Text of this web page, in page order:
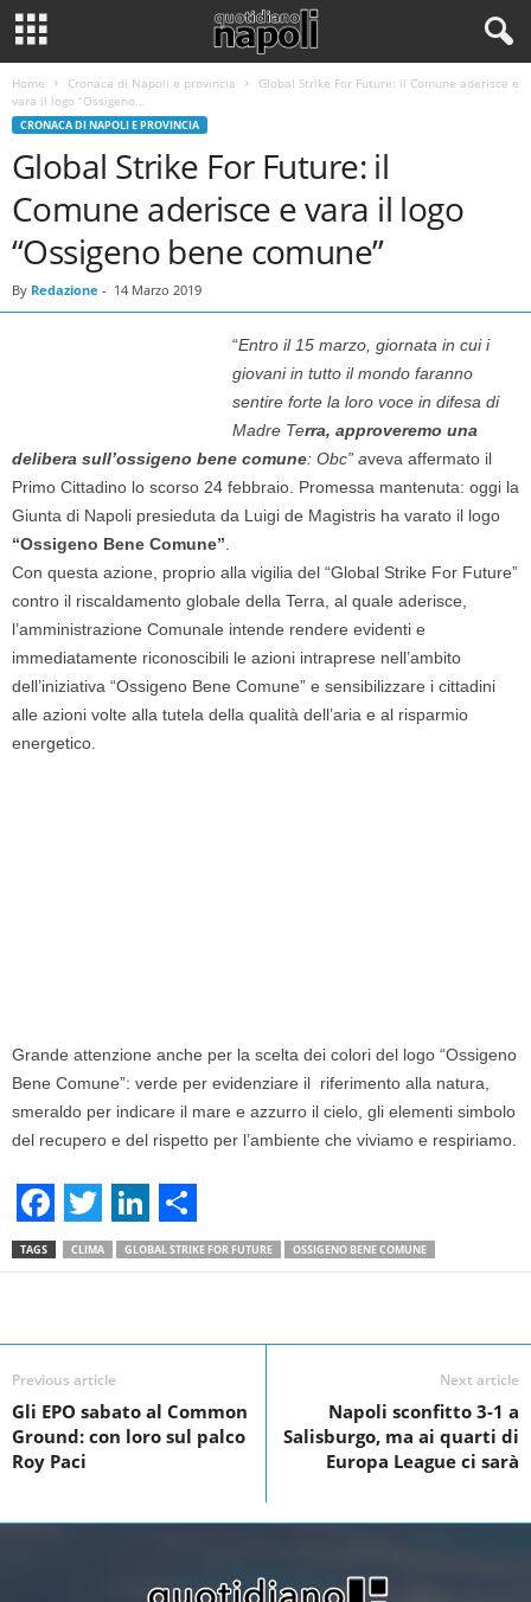
Home Cronaca di Napoli e provincia
Global Strike For Future: il Comune aderisce e
vara il logo “Ossigeno...
CRONACA DI NAPOLI E PROVINCIA
Global Strike For Future: il
Comune aderisce e vara il logo
“Ossigeno bene comune”
By Redazione - 14 Marzo 2019
“Entro il 15 marzo, giornata in cui i
giovani in tutto il mondo faranno
sentire forte la loro voce in difesa di
Madre Terra, approveremo una
delibera sull’ossigeno bene comune: Obc” aveva affermato il
Primo Cittadino lo scorso 24 febbraio. Promessa mantenuta: oggi la
Giunta di Napoli presieduta da Luigi de Magistris ha varato il logo
“Ossigeno Bene Comune”
Con questa azione, proprio alla vigilia del “Global Strike For Future”
contro il riscaldamento globale della Terra, al quale aderisce,
l’amministrazione Comunale intende rendere evidenti e
immediatamente riconoscibili le azioni intraprese nell’ambito
dell’iniziativa “Ossigeno Bene Comune” e sensibilizzare i cittadini
alle azioni volte alla tutela della qualità dell’aria e al risparmio
energetico.
Grande attenzione anche per la scelta dei colori del logo “Ossigeno
Bene Comune”: verde per evidenziare il riferimento alla natura,
smeraldo per indicare il mare e azzurro il cielo, gli elementi simbolo
del recupero e del rispetto per l’ambiente che viviamo e respiriamo.
F
a
e
b
o
o
T
w
t
t
e
r
L
i
k
e
d
S
h
r
e
TAGS CLIMA GLOBAL STRIKE FOR FUTURE OSSIGENO BENE COMUNE
Previous article
Gli EPO sabato al Common
Ground: con loro sul palco
Roy Paci
Next article
Napoli sconfitto 3-1 a
Salisburgo, ma ai quarti di
Europa League ci sarà